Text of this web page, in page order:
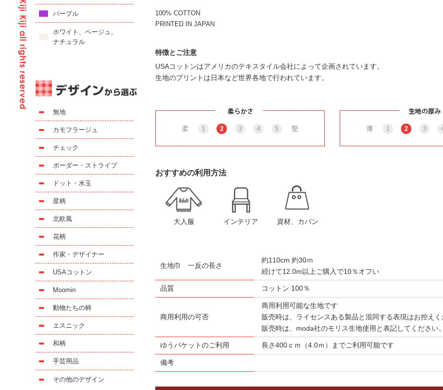
100% COTTON
PRINTED IN JAPAN
特徴とご注意
USAコットンはアメリカのテキスタイル会社によって企画されています。
生地のプリントは日本など世界各地で行われています。
柔 1 2 3 4 5 堅 薄 1 2 3
おすすめの利用方法
大人服 インテリア 資材、カバン
生地巾 一反の長さ
約110cm 約30ｍ
続けて12.0m以上ご購入で10％オフい
品質 コットン 100％
商用利用の可否
商用利用可能な生地です
販売時は、ライセンスある製品と混同する表現はお控えく
販売時は、moda社のモリス生地使用と表記してください。
ゆうパケットのご利用 長さ400ｃｍ（4.0ｍ）までご利用可能です
備考
パープル
ホワイト、ベージュ、
ナチュラル
無地
カモフラージュ
チェック
ボーダー・ストライプ
ドット・水玉
星柄
北欧風
花柄
作家・デザイナー
USAコットン
Moomin
動物たちの柄
エスニック
和柄
手芸用品
その他のデザイン